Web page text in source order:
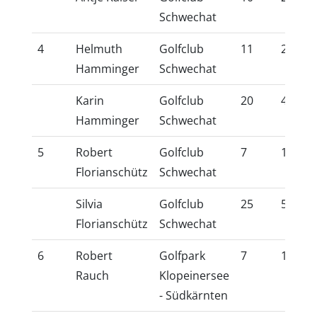
Schwechat
4
Helmuth
Hamminger
Golfclub
Schwechat
11 25,2
Karin
Hamminger
Golfclub
Schwechat
20 42,7
5
Robert
Florianschütz
Golfclub
Schwechat
7 17,4
Silvia
Florianschütz
Golfclub
Schwechat
25 54,0
6
Robert
Rauch
Golfpark
Klopeinersee
- Südkärnten
7 17,0